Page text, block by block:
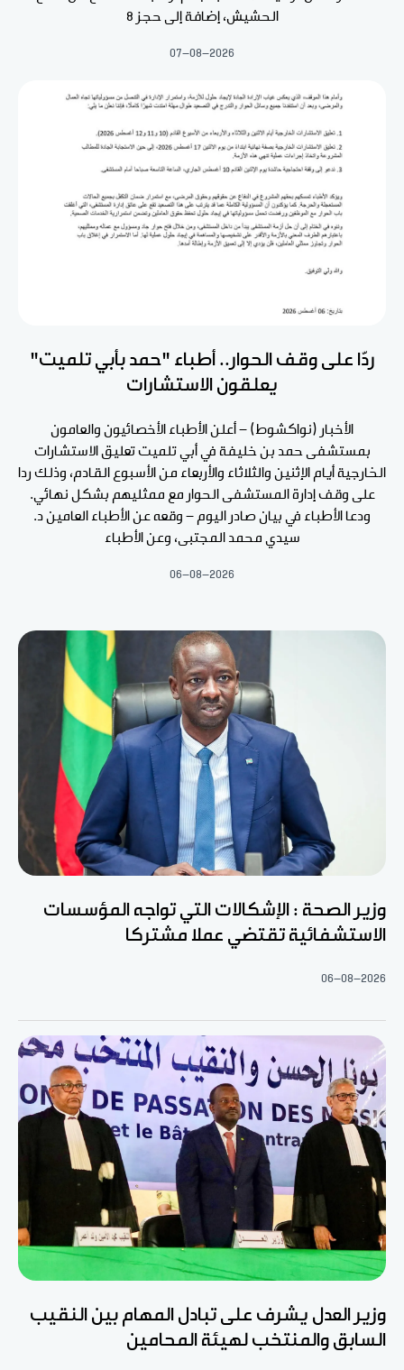
وزير الصحة : الإشكالات التي تواجه المؤسسات
الاستشفائية تقتضي عملا مشتركا
06-08-2026
وزير العدل يشرف على تبادل المهام بين النقيب
السابق والمنتخب لهيئة المحامين
الحشيش، إضافة إلى حجز 8
07-08-2026
ردّا على وقف الحوار.. أطباء "حمد بأبي تلميت"
يعلقون الاستشارات
الأخبار (نواكشوط) - أعلن الأطباء الأخصائيون والعامون
بمستشفى حمد بن خليفة في أبي تلميت تعليق الاستشارات
الخارجية أيام الإثنين والثلاثاء والأربعاء من الأسبوع القادم، وذلك ردا
على وقف إدارة المستشفى الحوار مع ممثليهم بشكل نهائي.
ودعا الأطباء في بيان صادر اليوم - وقعه عن الأطباء العامين د.
سيدي محمد المجتبى، وعن الأطباء
06-08-2026